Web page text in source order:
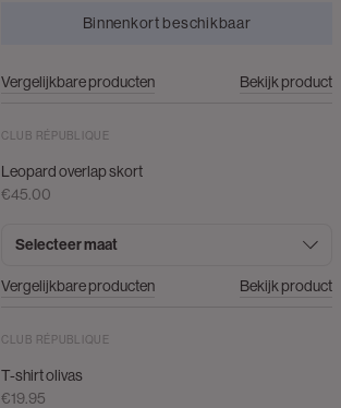
Binnenkort beschikbaar
Vergelijkbare producten Bekijk product
CLUB RÉPUBLIQUE
Leopard overlap skort
€45.00
Selecteer maat
Vergelijkbare producten Bekijk product
CLUB RÉPUBLIQUE
T-shirt olivas
€19.95